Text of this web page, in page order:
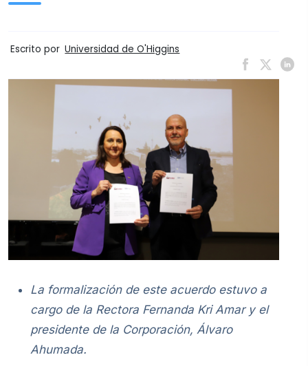
Escrito por Universidad de O'Higgins
La formalización de este acuerdo estuvo a
cargo de la Rectora Fernanda Kri Amar y el
presidente de la Corporación, Álvaro
Ahumada.